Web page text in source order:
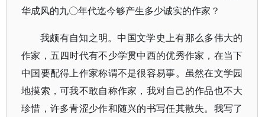
华成风的九〇年代迄今够产生多少诚实的作家？
我颇有自知之明。中国文学史上有那么多伟大的
作家，五四时代有不少学贯中西的优秀作家，在当下
中国要配得上作家称谓不是很容易事。虽然在文学园
地摸索，可我不敢自称作家，我对自己的作品也不大
珍惜，许多青涩少作和随兴的书写任其散失。我写了